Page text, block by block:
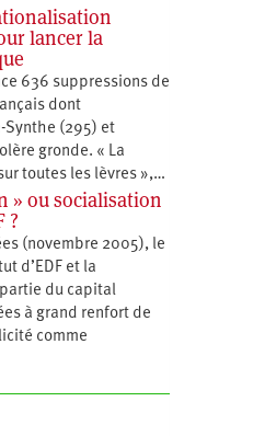
lancer la
636 suppressions de
dont
Synthe (295) et
gronde. « La
toutes les lèvres »,…
» ou socialisation
?
(novembre 2005), le
d’EDF et la
du capital
à grand renfort de
comme